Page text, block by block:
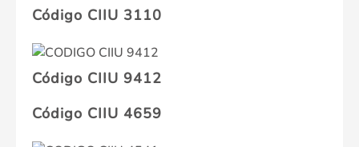
Código CIIU 3110
Código CIIU 9412
Código CIIU 4659